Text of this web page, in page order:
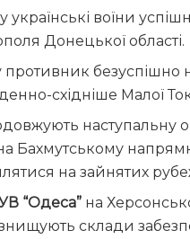
воїни
Донецької області.
безуспішно
східніше Малої
наступальну
на Бахмутському
на зайнятих
“Одеса” на
склади